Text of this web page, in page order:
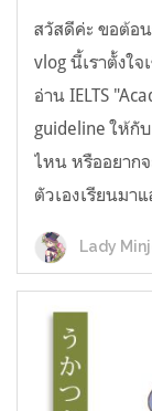
สวัสดีค่ะ ขอต้อ
vlog นี้เราตั้งใ
อ่าน IELTS
guideline ให้กั
ไหน หรืออยาก
ตัวเองเรียนมา
Lady